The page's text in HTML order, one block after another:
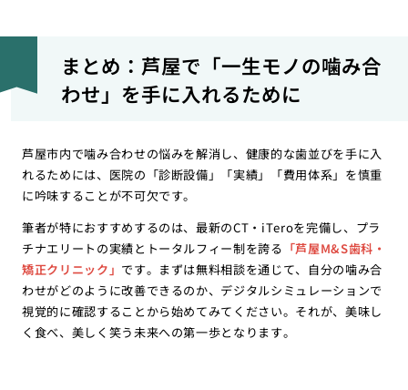
まとめ：芦屋で「一生モノの噛み合
わせ」を手に入れるために
芦屋市内で噛み合わせの悩みを解消し、健康的な歯並びを手に入
れるためには、医院の「診断設備」「実績」「費用体系」を慎重
に吟味することが不可欠です。
筆者が特におすすめするのは、最新のCT・iTeroを完備し、プラ
チナエリートの実績とトータルフィー制を誇る 「芦屋M&S歯科・
矯正クリニック」 です。まずは無料相談を通じて、自分の噛み合
わせがどのように改善できるのか、デジタルシミュレーションで
視覚的に確認することから始めてみてください。それが、美味し
く食べ、美しく笑う未来への第一歩となります。